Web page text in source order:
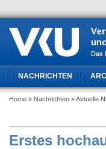
NACHRICHTEN
Home » Nachrichten » Aktuelle
Erstes